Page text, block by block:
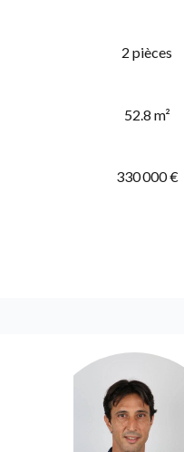
2 pièces
52.8 m²
330 000 €